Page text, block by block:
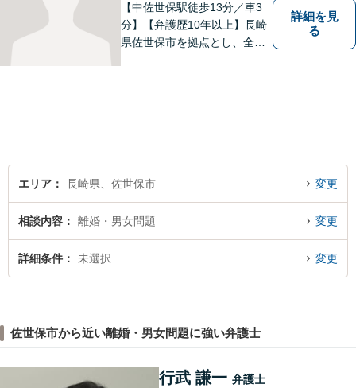
【中佐世保駅徒歩13分／車3
分】【弁護歴10年以上】長崎
県佐世保市を拠点とし、全国
い。
詳細を見
る
エリア 長崎県、佐世保市 変更
相談内容 離婚・男女問題 変更
詳細条件 未選択 変更
佐世保市から近い離婚・男女問題に強い弁護士
行武 謙一 弁護士